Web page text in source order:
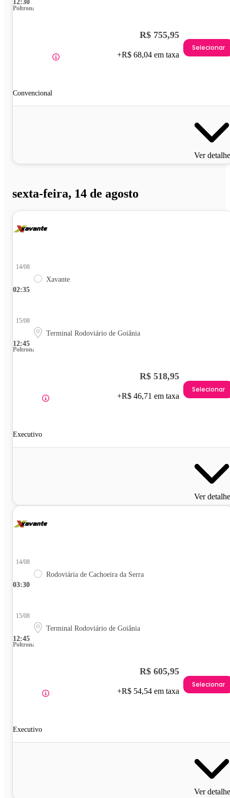
12:30
Poltrona
Convencional
R$ 755,95
+R$ 68,04 em taxa
Selecionar
Ver
sexta-feira, 14 de agosto
02:35
14/08
Xavante
12:45
15/08
Terminal Rodoviário de Goiânia
Poltrona
Executivo
R$ 518,95
+R$ 46,71 em taxa
Selecionar
Ver
03:30
14/08
Rodoviária de Cachoeira da Serra
12:45
15/08
Terminal Rodoviário de Goiânia
Poltrona
Executivo
R$ 605,95
+R$ 54,54 em taxa
Selecionar
Ver